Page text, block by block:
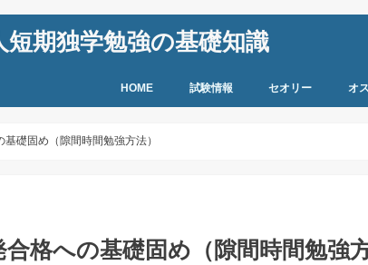
期独学勉強の基礎知識
HOME 試験情報 セオリー オ
礎固め（隙間時間勉強方法）
格への基礎固め（隙間時間勉強